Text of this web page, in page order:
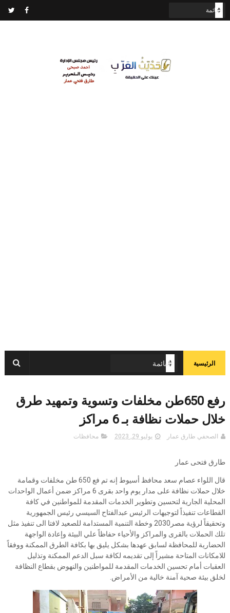
الرئيسية
رفع 650طن مخلفات وتسوية وتمهيد طرق
خلال حملات نظافة بـ 6 مراكز
الصحفي طارق عمار يوليو 29, 2023 محافظات
طارق فتحى عمار
قال اللواء عصام سعد محافظ أسيوط إنه تم فع 650 طن مخلفات وقمامة
خلال حملات نظافة على مدار يوم واحد بقرى 6 مراكز ضمن أعمال الواحدات
المحلية الجارية لتحسين وتطوير الخدمات المقدمة للمواطنين في كافة
القطاعات تنفيذاً لتوجيهات الرئيس عبدالفتاح السيسي رئيس الجمهورية
وتحقيقاً لرؤية مصر2030 وخطة التنمية المستدامة للصعيد لافتا الى تنفيذ مثل
تلك الحملات بالقرى والمراكز والأحياء حفاظاً علي البيئة وإعادة الواجهة
الحضارية للمحافظة لسابق عهدها بشكل يليق بها بكافة الطرق الممكنة ووفقاً
للامكانات المتاحة مشيراً إلى تقديمه لكافة سبل الدعم الممكنة وتذليل
العقبات أمام تحسين الخدمات المقدمة للمواطنين والنهوض بقطاع النظافة
لخلق بيئة صحية آمنة خالية من الأمراض.